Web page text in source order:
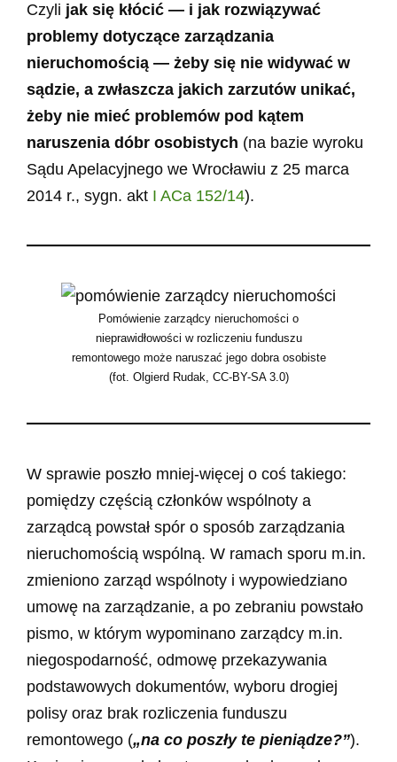
Czyli jak się kłócić — i jak rozwiązywać
problemy dotyczące zarządzania
nieruchomością — żeby się nie widywać w
sądzie, a zwłaszcza jakich zarzutów unikać,
żeby nie mieć problemów pod kątem
naruszenia dóbr osobistych (na bazie wyroku
Sądu Apelacyjnego we Wrocławiu z 25 marca
2014 r., sygn. akt I ACa 152/14).
Pomówienie zarządcy nieruchomości o
nieprawidłowości w rozliczeniu funduszu
remontowego może naruszać jego dobra osobiste
(fot. Olgierd Rudak, CC-BY-SA 3.0)
W sprawie poszło mniej-więcej o coś takiego:
pomiędzy częścią członków wspólnoty a
zarządcą powstał spór o sposób zarządzania
nieruchomością wspólną. W ramach sporu m.in.
zmieniono zarząd wspólnoty i wypowiedziano
umowę na zarządzanie, a po zebraniu powstało
pismo, w którym wypominano zarządcy m.in.
niegospodarność, odmowę przekazywania
podstawowych dokumentów, wyboru drogiej
polisy oraz brak rozliczenia funduszu
remontowego („na co poszły te pieniądze?”).